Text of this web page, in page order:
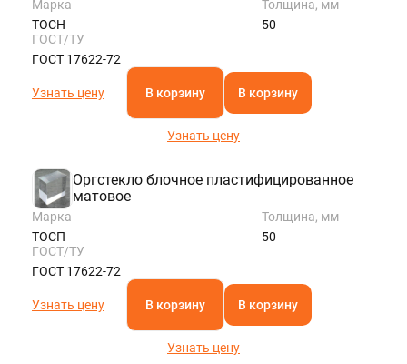
Марка
ТОСН
Толщина, мм
50
ГОСТ/ТУ
ГОСТ 17622-72
Узнать цену В корзину В корзину
Узнать цену
Оргстекло блочное пластифицированное
матовое
Марка
ТОСП
Толщина, мм
50
ГОСТ/ТУ
ГОСТ 17622-72
Узнать цену В корзину В корзину
Узнать цену